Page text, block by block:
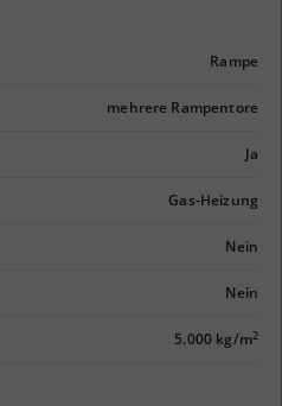
Rampe
mehrere Rampentore
Ja
Gas-Heizung
Nein
Nein
5.000 kg/m2